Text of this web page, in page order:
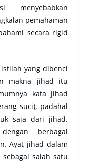
menyebabkan
pemahaman
secara rigid
yang dibenci
makna jihad itu
kata jihad
suci), padahal
saja dari jihad.
berbagai
Ayat jihad dalam
salah satu